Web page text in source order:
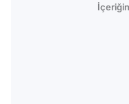
İçeriğin